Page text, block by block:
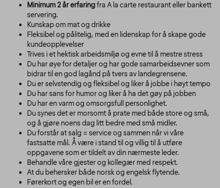
Minimum 2 år erfaringfra A la carte restaurant eller bankett
servering.
Kunskap om mat og drikke
Fleksibel og pålitelig, med en lidenskap for å skape gode
kundeopplevelser
Trives i et hektisk arbeidsmiljø og evne til å mestre stress
Du har øye for detaljer og har gode samarbeidsevner som
bidrar til en god lagånd på tvers av landegrensene.
Du er selvstendig og fleksibel og liker å jobbe i høyt tempo
Du har sans for humor og liker å ha det gøy på jobben
Du har en varm og omsorgsfull personlighet.
Du synes det er morsomt å prate med både store og små,
og å gjøre noens dag litt bedre med små midler.
Du forstår at salg = service og sammen når vi våre
fastsatte mål. Å være i stand til og villig til å utføre
oppgavene som er tildelt av din nærmeste leder.
Behandle våre gjester og kollegær med respekt.
At du behersker både norsk og engelsk flytende.
Førerkort og egen bil er en fordel.